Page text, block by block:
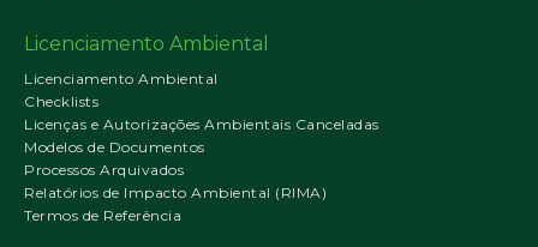
Licenciamento Ambiental
Licenciamento Ambiental
Checklists
Licenças e Autorizações Ambientais Canceladas
Modelos de Documentos
Processos Arquivados
Relatórios de Impacto Ambiental (RIMA)
Termos de Referência